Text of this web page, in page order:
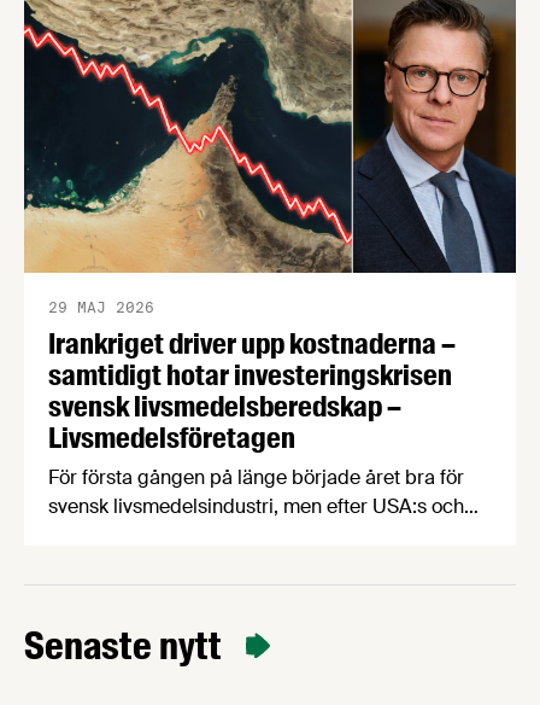
Livsmedelsföretagen som också konstaterar att
produktionen av svenska livsmedel minskar i en
tid när produktionen måste öka för att stärka
beredskapen.
Irankriget driver upp kostnaderna –
samtidigt hotar investeringskrisen
svensk livsmedelsberedskap –
Livsmedelsföretagen
29 MAJ 2026
För första gången på länge började året bra för
svensk livsmedelsindustri, men efter USA:s och
dryck. Samtidigt visar Livsmedelsföretagens nya
investeringar riskerar att underminera svensk
Senaste nytt